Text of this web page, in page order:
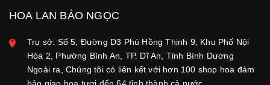
HOA LAN BẢO NGỌC
Trụ sở: Số 5, Đường D3 Phú Hồng Thịnh 9, Khu Phố Nội
Hóa 2, Phường Bình An, TP. Dĩ An, Tỉnh Bình Dương
Ngoài ra, Chúng tôi có liên kết với hơn 100 shop hoa đảm